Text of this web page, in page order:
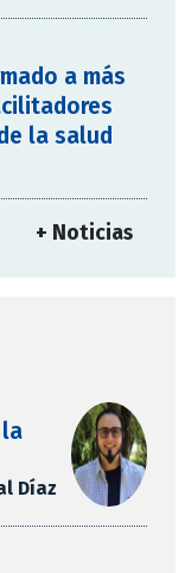
a más
la salud
+ Noticias
Díaz